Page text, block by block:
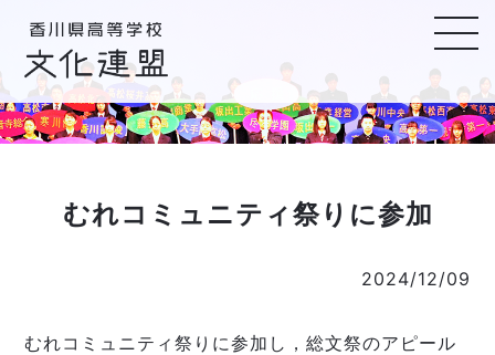
むれコミュニティ祭りに参加
2024/12/09
むれコミュニティ祭りに参加し，総文祭のアピール